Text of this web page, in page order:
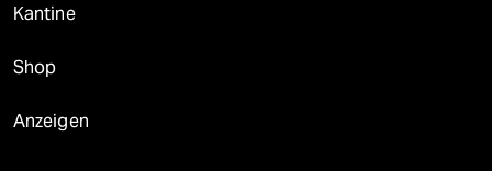
Kantine
Shop
Anzeigen